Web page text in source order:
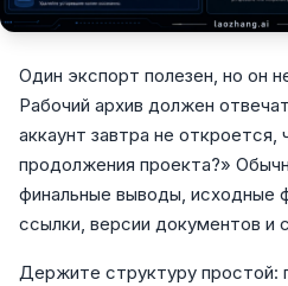
Один экспорт полезен, но он
Рабочий архив должен
аккаунт завтра не откроется,
продолжения проекта?»
финальные выводы, исходные
ссылки, версии документов и
Держите структуру простой: